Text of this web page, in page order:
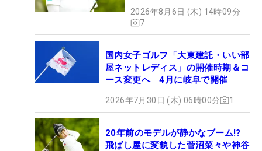
2026年8月6日 (木) 14時09分
7
国内女子ゴルフ「大東建託・いい部
屋ネットレディス」の開催時期＆コ
ース変更へ 4月に岐阜で開催
2026年7月30日 (木) 06時00分 1
20年前のモデルが静かなブーム!?
飛ばし屋に変貌した菅沼菜々や神谷